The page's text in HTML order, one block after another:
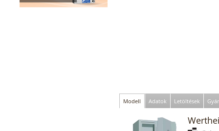
Modell Adatok Letöltések